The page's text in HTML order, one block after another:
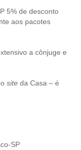
5% de desconto
aos pacotes
a cônjuge e
site da Casa – é
SP